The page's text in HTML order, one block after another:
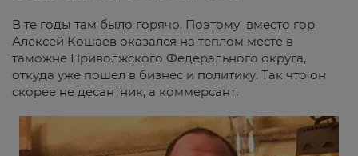
В те годы там было горячо. Поэтому вместо гор
Алексей Кошаев оказался на теплом месте в
таможне Приволжского Федерального округа,
откуда уже пошел в бизнес и политику. Так что он
скорее не десантник, а коммерсант.